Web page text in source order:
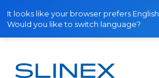
It looks like your browser prefers English.
Would you like to switch language?
Почетна Производи